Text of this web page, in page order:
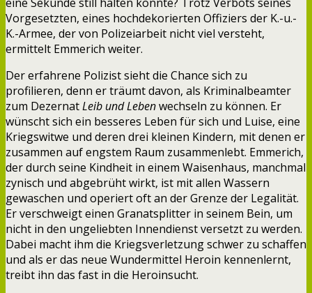
Vorgesetzten, eines hochdekorierten Offiziers der K.-u.-
K.-Armee, der von Polizeiarbeit nicht viel versteht,
ermittelt Emmerich weiter.
Der erfahrene Polizist sieht die Chance sich zu
profilieren, denn er träumt davon, als Kriminalbeamter
zum DezernatLeib und Lebenwechseln zu können. Er
wünscht sich ein besseres Leben für sich und Luise, eine
Kriegswitwe und deren drei kleinen Kindern, mit denen er
zusammen auf engstem Raum zusammenlebt. Emmerich,
der durch seine Kindheit in einem Waisenhaus, manchmal
zynisch und abgebrüht wirkt, ist mit allen Wassern
gewaschen und operiert oft an der Grenze der Legalität.
Er verschweigt einen Granatsplitter in seinem Bein, um
nicht in den ungeliebten Innendienst versetzt zu werden.
Dabei macht ihm die Kriegsverletzung schwer zu schaffen
und als er das neue Wundermittel Heroin kennenlernt,
treibt ihn das fast in die Heroinsucht.